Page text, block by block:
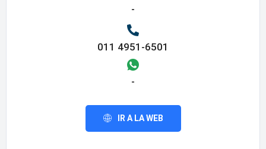
-
011 4951-6501
-
IR A LA WEB